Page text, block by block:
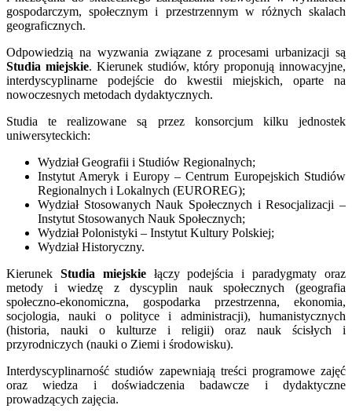
gospodarczym, społecznym i przestrzennym w różnych skalach
geograficznych.
Odpowiedzią na wyzwania związane z procesami urbanizacji są
Studia miejskie. Kierunek studiów, który proponują innowacyjne,
interdyscyplinarne podejście do kwestii miejskich, oparte na
nowoczesnych metodach dydaktycznych.
Studia te realizowane są przez konsorcjum kilku jednostek
uniwersyteckich:
Wydział Geografii i Studiów Regionalnych;
Instytut Ameryk i Europy – Centrum Europejskich Studiów
Regionalnych i Lokalnych (EUROREG);
Wydział Stosowanych Nauk Społecznych i Resocjalizacji –
Instytut Stosowanych Nauk Społecznych;
Wydział Polonistyki – Instytut Kultury Polskiej;
Wydział Historyczny.
Kierunek Studia miejskiełączy podejścia i paradygmaty oraz
metody i wiedzę z dyscyplin nauk społecznych (geografia
społeczno-ekonomiczna, gospodarka przestrzenna, ekonomia,
socjologia, nauki o polityce i administracji), humanistycznych
(historia, nauki o kulturze i religii) oraz nauk ścisłych i
przyrodniczych (nauki o Ziemi i środowisku).
Interdyscyplinarność studiów zapewniają treści programowe zajęć
oraz wiedza i doświadczenia badawcze i dydaktyczne
prowadzących zajęcia.